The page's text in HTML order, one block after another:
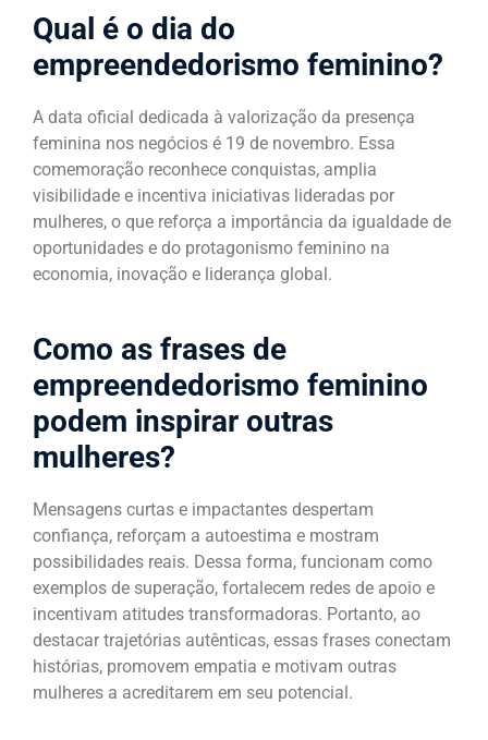
Qual é o dia do
empreendedorismo feminino?
A data oficial dedicada à valorização da presença
feminina nos negócios é 19 de novembro. Essa
comemoração reconhece conquistas, amplia
visibilidade e incentiva iniciativas lideradas por
mulheres, o que reforça a importância da igualdade de
oportunidades e do protagonismo feminino na
economia, inovação e liderança global.
Como as frases de
empreendedorismo feminino
podem inspirar outras
mulheres?
Mensagens curtas e impactantes despertam
confiança, reforçam a autoestima e mostram
possibilidades reais. Dessa forma, funcionam como
exemplos de superação, fortalecem redes de apoio e
incentivam atitudes transformadoras. Portanto, ao
destacar trajetórias autênticas, essas frases conectam
histórias, promovem empatia e motivam outras
mulheres a acreditarem em seu potencial.